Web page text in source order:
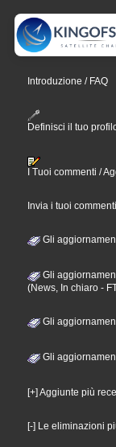
Introduzione / FAQ
Definisci il tuo
I Tuoi commenti /
Invia i tuoi
Gli
Gli
(News, In chiaro -
Gli
Gli
[+] Aggiunte più
[-] Le eliminazioni